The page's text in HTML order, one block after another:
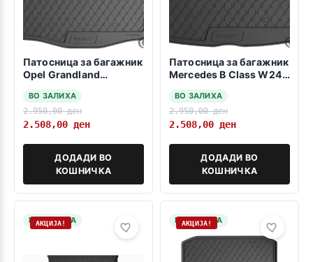
Патосница за багажник
Opel Grandland
ВО ЗАЛИХА
2.950,00ден
2.508,00 ден
ДОДАДИ ВО
КОШНИЧКА
Патосница за багажник
Mercedes B Class W247
ВО ЗАЛИХА
2.950,00ден
2.508,00 ден
ДОДАДИ ВО
КОШНИЧКА
НА ЗАЛИХА
АКЦИЈА! НА ЗАЛИХА
АКЦИЈА!